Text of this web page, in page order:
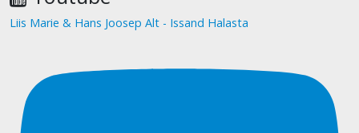
Liis Marie & Hans Joosep Alt - Issand Halasta